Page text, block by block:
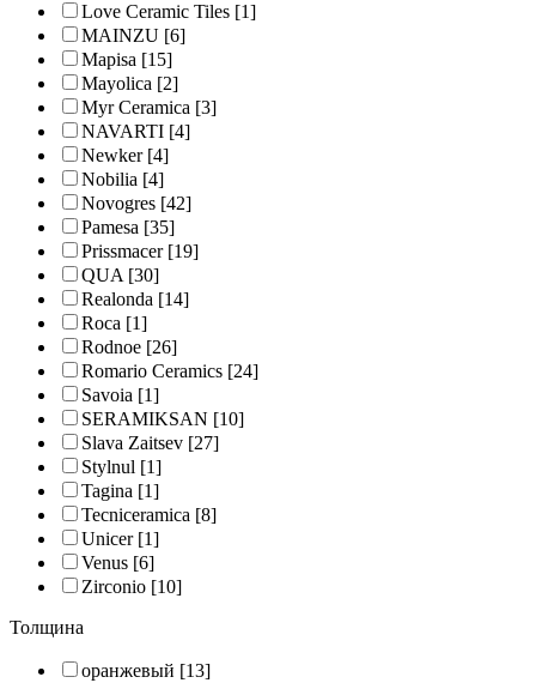
Love Ceramic Tiles [1]
MAINZU [6]
Mapisa [15]
Mayolica [2]
Myr Ceramica [3]
NAVARTI [4]
Newker[4]
Nobilia [4]
Novogres [42]
Pamesa [35]
Prissmacer[19]
QUA[30]
Realonda [14]
Roca [1]
Rodnoe [26]
Romario Ceramics [24]
Savoia [1]
SERAMIKSAN [10]
Slava Zaitsev [27]
Stylnul [1]
Tagina [1]
Tecniceramica [8]
Unicer[1]
Venus [6]
Zirconio [10]
Толщина
оранжевый [13]